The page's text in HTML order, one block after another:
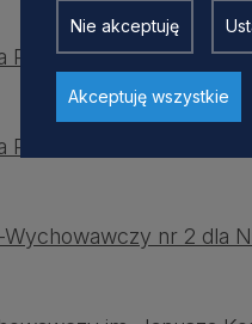
Policealna w Słupsku
w Sztumie
nr 2 dla
Nie akceptuję
Akceptuję wszystkie